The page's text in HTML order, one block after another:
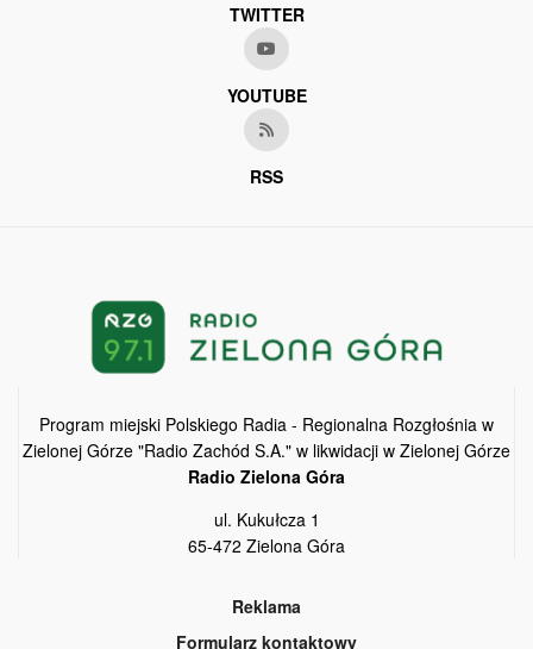
TWITTER
YOUTUBE
RSS
Program miejski Polskiego Radia - Regionalna Rozgłośnia w
Zielonej Górze "Radio Zachód S.A." w likwidacji w Zielonej Górze
Radio Zielona Góra
ul. Kukułcza 1
65-472 Zielona Góra
Reklama
Formularz kontaktowy